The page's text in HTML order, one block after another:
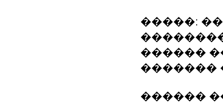
�����:
������
�������
������